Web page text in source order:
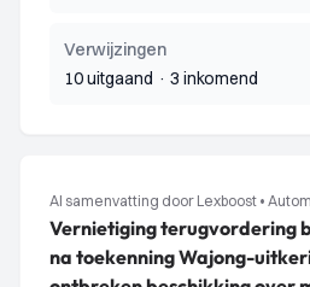
Verwijzingen
10 uitgaand · 3 inkomend
AI samenvatting door Lexboost •
Vernietiging terugvordering
na toekenning Wajong-